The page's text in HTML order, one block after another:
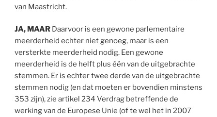
van Maastricht.
JA, MAAR Daarvoor is een gewone parlementaire
meerderheid echter niet genoeg, maar is een
versterkte meerderheid nodig. Een gewone
meerderheid is de helft plus één van de uitgebrachte
stemmen. Er is echter twee derde van de uitgebrachte
stemmen nodig (en dat moeten er bovendien minstens
353 zijn), zie artikel 234 Verdrag betreffende de
werking van de Europese Unie (of te wel het in 2007